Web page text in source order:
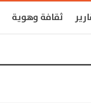
ثقافة وهوية